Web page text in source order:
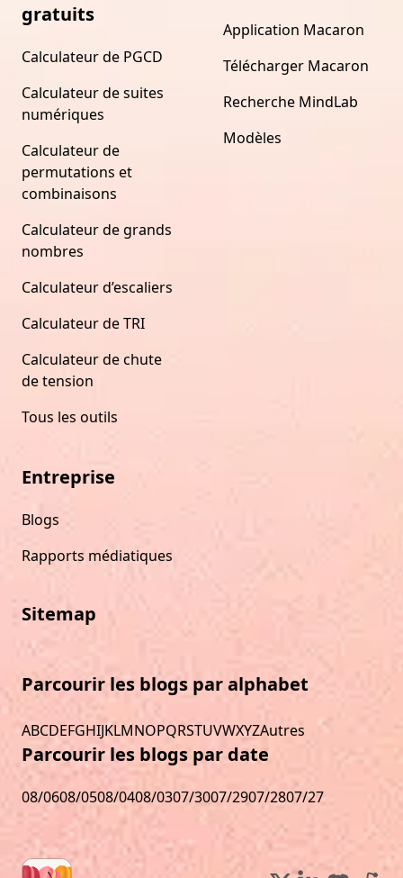
gratuits
Calculateur de PGCD
Calculateur de suites
numériques
Calculateur de
permutations et
combinaisons
Calculateur de grands
nombres
Calculateur d’escaliers
Calculateur de TRI
Calculateur de chute
de tension
Tous les outils
Application Macaron
Télécharger Macaron
Recherche MindLab
Modèles
Entreprise
Blogs
Rapports médiatiques
Sitemap
Parcourir les blogs par alphabet
ABCDEFGHIJKLMNOPQRSTUVWXYZAutres
Parcourir les blogs par date
08/0608/0508/0408/0307/3007/2907/2807/27